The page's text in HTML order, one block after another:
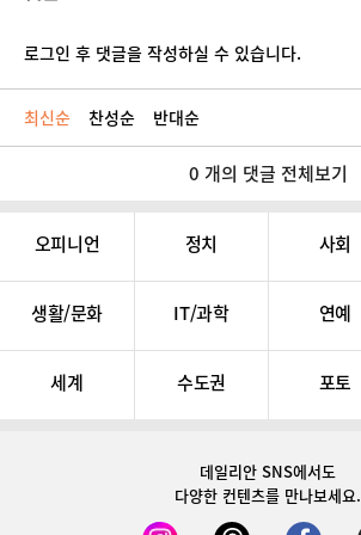
로그인 후 댓글을 작성하실 수 있습니다.
최신순 찬성순 반대순
0 개의 댓글 전체보기
오피니언 정치 사회
생활/문화 IT/과학 연예
세계 수도권 포토
데일리안 SNS에서도
다양한 컨텐츠를 만나보세요.